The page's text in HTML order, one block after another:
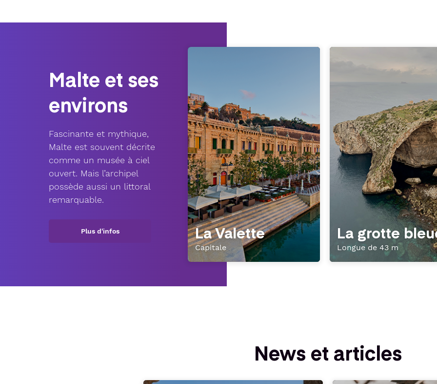
Malte et ses
environs
Fascinante et mythique,
Malte est souvent décrite
comme un musée à ciel
ouvert. Mais l’archipel
possède aussi un littoral
remarquable.
Plus d'infos La Valette
Capitale
La grotte
Longue de 43 m
News et articles